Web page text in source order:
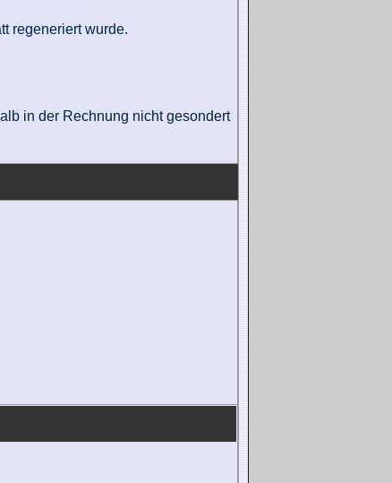
regeneriert wurde.
in der Rechnung nicht gesondert